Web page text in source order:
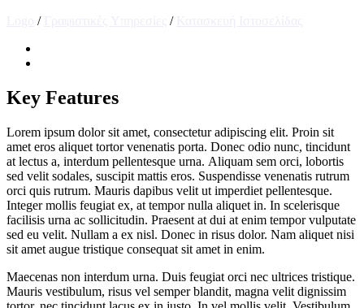
/ /
Key Features
Lorem ipsum dolor sit amet, consectetur adipiscing elit. Proin sit
amet eros aliquet tortor venenatis porta. Donec odio nunc, tincidunt
at lectus a, interdum pellentesque urna. Aliquam sem orci, lobortis
sed velit sodales, suscipit mattis eros. Suspendisse venenatis rutrum
orci quis rutrum. Mauris dapibus velit ut imperdiet pellentesque.
Integer mollis feugiat ex, at tempor nulla aliquet in. In scelerisque
facilisis urna ac sollicitudin. Praesent at dui at enim tempor vulputate
sed eu velit. Nullam a ex nisl. Donec in risus dolor. Nam aliquet nisi
sit amet augue tristique consequat sit amet in enim.
Maecenas non interdum urna. Duis feugiat orci nec ultrices tristique.
Mauris vestibulum, risus vel semper blandit, magna velit dignissim